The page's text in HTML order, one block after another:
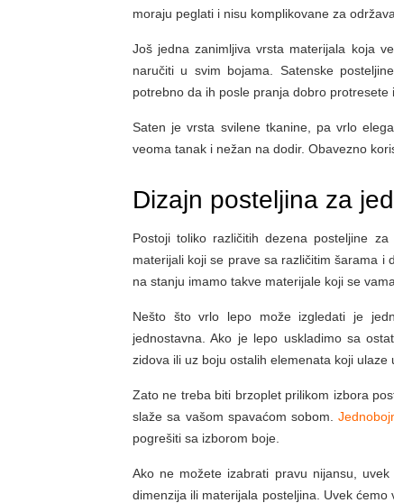
moraju peglati i nisu komplikovane za
Još jedna zanimljiva vrsta materijala koja
naručiti u svim bojama. Satenske
potrebno da ih posle pranja dobro protresete
Saten je vrsta svilene tkanine, pa vrlo
veoma tanak i nežan na dodir. Obavezno
Dizajn posteljina za
Postoji toliko različitih dezena posteljine
materijali koji se prave sa različitim šarama i
na stanju imamo takve materijale koji se
Nešto što vrlo lepo može izgledati je
jednostavna. Ako je lepo uskladimo sa
zidova ili uz boju ostalih elemenata koji ulaze
Zato ne treba biti brzoplet prilikom izbora
slaže sa vašom spavaćom sobom.
pogrešiti sa izborom boje.
Ako ne možete izabrati pravu nijansu,
dimenzija ili materijala posteljina. Uvek